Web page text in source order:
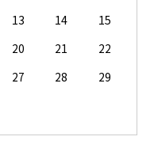
13 14
15
20 21
22
27 28
29